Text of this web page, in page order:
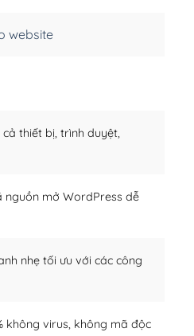
website
thiết bị, trình duyệt,
mở WordPress dễ
nhẹ tối ưu với các công
không virus, không mã độc